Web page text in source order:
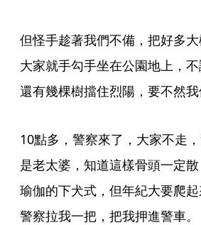
但怪手趁著我們不備，把好多
大家就手勾手坐在公園地上，
還有幾棵樹擋住烈陽，要不然我
10點多，警察來了，大家不走
是老太婆，知道這樣骨頭一定
瑜伽的下犬式，但年紀大要爬
警察拉我一把，把我押進警車。